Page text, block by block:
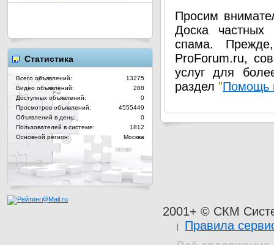
Просим
Доска частных
спама.
ProForum.ru,
услуг для
раздел "Помощь
Статистика
Всего объявлений:
13275
Видео объявлений:
288
Доступных объявлений:
0
Просмотров объявлений:
4555449
Объявлений в день:
0
Пользователей в системе:
1812
Основной регион:
Москва
2001+ © СКМ
Правила